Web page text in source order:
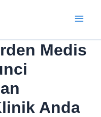
Medis
Anda